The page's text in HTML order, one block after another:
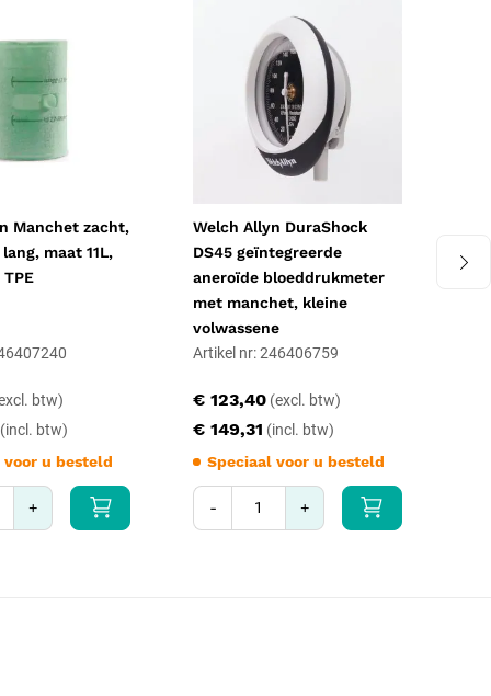
Manchet zacht,
maat 11L,
voor u besteld
+
Welch Allyn DuraShock
DS45 geïntegreerde
aneroïde bloeddrukmeter
met manchet, kleine
volwassene
Artikel nr: 246406759
€ 149,31
€ 123,40
Speciaal voor u besteld
- +